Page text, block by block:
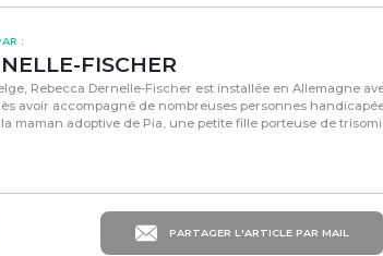
:
FISCHER
Rebecca Dernelle-Fischer est installée en Allemagne
avoir accompagné de nombreuses personnes
maman adoptive de Pia, une petite fille porteuse de
PARTAGER L'ARTICLE PAR MAIL